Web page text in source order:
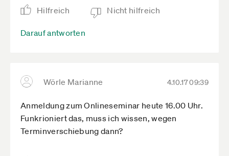
Hilfreich Nicht hilfreich
Darauf antworten
Wörle Marianne 4.10.17 09:39
Anmeldung zum Onlineseminar heute 16.00 Uhr.
Funkrioniert das, muss ich wissen, wegen
Terminverschiebung dann?